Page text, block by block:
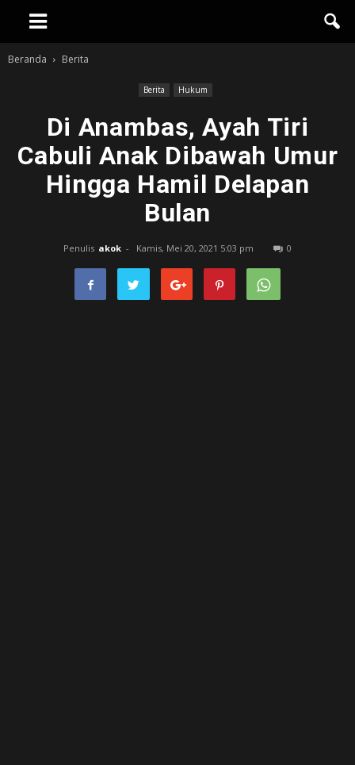
Beranda Berita
Berita Hukum
Di Anambas, Ayah Tiri
Cabuli Anak Dibawah Umur
Hingga Hamil Delapan
Bulan
Penulis akok - Kamis, Mei 20, 2021 5:03 pm 0